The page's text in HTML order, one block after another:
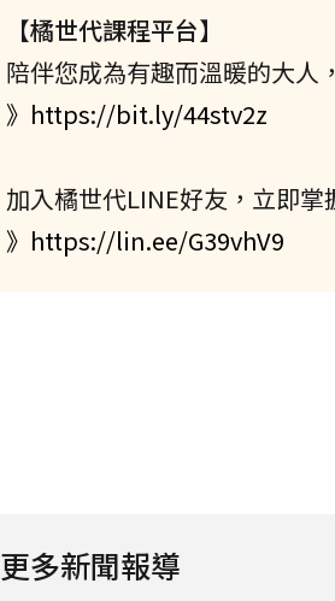
【橘世代課程平台】
陪伴您成為有趣而溫暖的大人
》https://bit.ly/44stv2z
加入橘世代LINE好友，立即掌
》https://lin.ee/G39vhV9
更多新聞報導